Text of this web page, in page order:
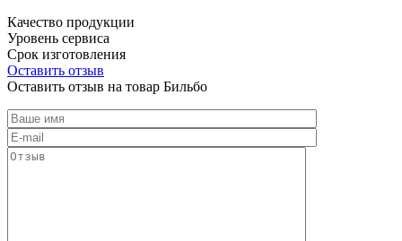
Качество продукции
Уровень сервиса
Срок изготовления
Оставить отзыв
Оставить отзыв на товар Бильбо